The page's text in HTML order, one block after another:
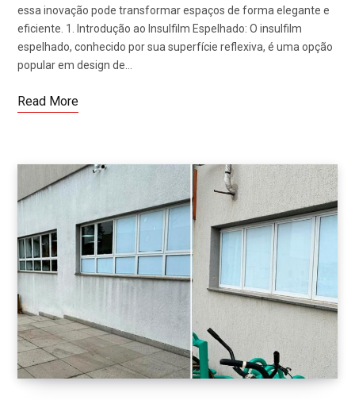
essa inovação pode transformar espaços de forma elegante e
eficiente. 1. Introdução ao Insulfilm Espelhado: O insulfilm
espelhado, conhecido por sua superfície reflexiva, é uma opção
popular em design de…
Read More